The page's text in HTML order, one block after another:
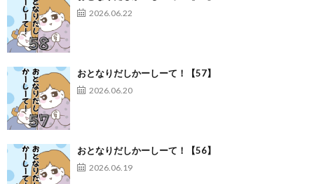
2026.06.22
おとなりだしかーしーて！【57】
2026.06.20
おとなりだしかーしーて！【56】
2026.06.19